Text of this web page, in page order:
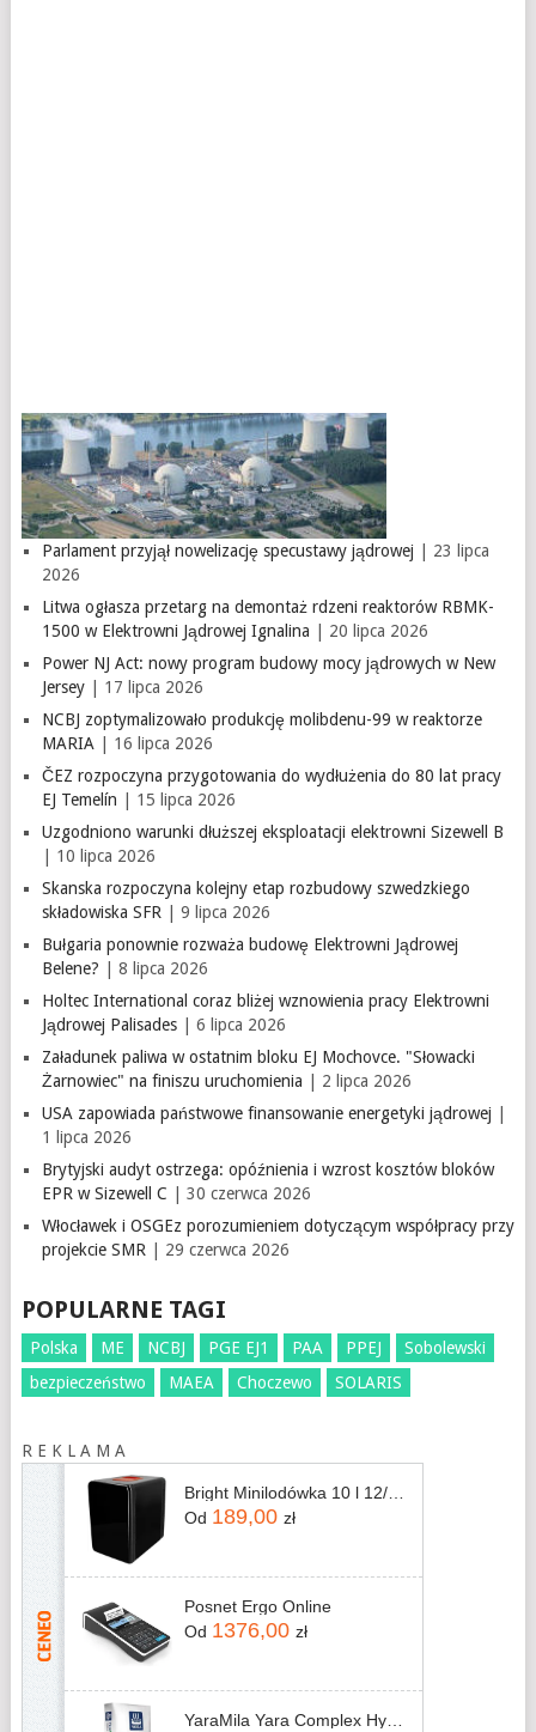
Parlament przyjął nowelizację specustawy jądrowej | 23 lipca
2026
Litwa ogłasza przetarg na demontaż rdzeni reaktorów RBMK-
1500 w Elektrowni Jądrowej Ignalina | 20 lipca 2026
Power NJ Act: nowy program budowy mocy jądrowych w New
Jersey| 17 lipca 2026
NCBJ zoptymalizowało produkcję molibdenu-99 w reaktorze
MARIA| 16 lipca 2026
ČEZ rozpoczyna przygotowania do wydłużenia do 80 lat pracy
EJ Temelín | 15 lipca 2026
Uzgodniono warunki dłuższej eksploatacji elektrowni Sizewell B
| 10 lipca 2026
Skanska rozpoczyna kolejny etap rozbudowy szwedzkiego
składowiska SFR| 9 lipca 2026
Bułgaria ponownie rozważa budowę Elektrowni Jądrowej
Belene? | 8 lipca 2026
Holtec International coraz bliżej wznowienia pracy Elektrowni
Jądrowej Palisades| 6 lipca 2026
Załadunek paliwa w ostatnim bloku EJ Mochovce. "Słowacki
Żarnowiec" na finiszu uruchomienia | 2 lipca 2026
USA zapowiada państwowe finansowanie energetyki jądrowej
1 lipca 2026
Brytyjski audyt ostrzega: opóźnienia i wzrost kosztów bloków
EPR w Sizewell C | 30 czerwca 2026
Włocławek i OSGEz porozumieniem dotyczącym współpracy przy
projekcie SMR| 29 czerwca 2026
POPULARNE TAGI
Polska ME NCBJ PGE EJ1 PAA PPEJ
Sobolewski
bezpieczeństwo
MAEA Choczewo SOLARIS
R E K L A M A
Bright Minilodówka 10 l 12/230 V 3 kg
Od 189,00 zł
Posnet Ergo Online
Od 1376,00 zł
YaraMila Yara Complex Hydrocomplex 25kg